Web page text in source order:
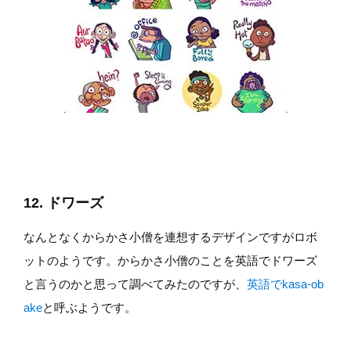
12. ドワーズ
なんとなくからかさ小僧を連想するデザインですがロボ
ットのようです。からかさ小僧のことを英語でドワーズ
と言うのかと思って調べてみたのですが、 英語でkasa-ob
akeと呼ぶようです。